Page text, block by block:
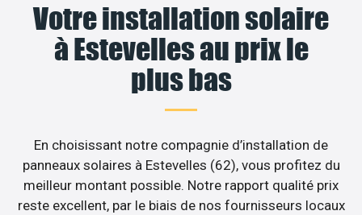
Votre installation solaire
à Estevelles au prix le
plus bas
En choisissant notre compagnie d’installation de
panneaux solaires à Estevelles (62), vous profitez du
meilleur montant possible. Notre rapport qualité prix
reste excellent, par le biais de nos fournisseurs locaux